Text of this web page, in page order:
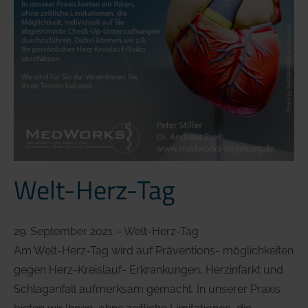
Welt-Herz-Tag
29. September 2021 – Welt-Herz-Tag
Am Welt-Herz-Tag wird auf Präventions- möglichkeiten
gegen Herz-Kreislauf- Erkrankungen, Herzinfarkt und
Schlaganfall aufmerksam gemacht. In unserer Praxis
Cryolight - hyperbare CO2-
Kältetherapie
Medivid-Cryotherapie To-Go
Akupunktur/Akupressur
Individuelle Rückenbehandlungen
Kleinere kosmetische chirurgische
Eingriffe